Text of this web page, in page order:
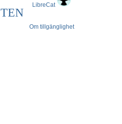
TEN
Om tillgänglighet
LibreCat